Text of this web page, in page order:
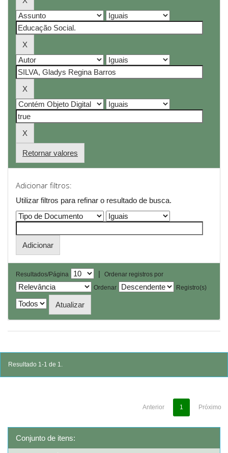
Retornar valores
Adicionar filtros:
Utilizar filtros para refinar o resultado de busca.
Resultados/Página |
Ordenar registros por
Ordenar
Registro(s)
Resultado 1-1 de 1.
Anterior 1 Próximo
Conjunto de itens: